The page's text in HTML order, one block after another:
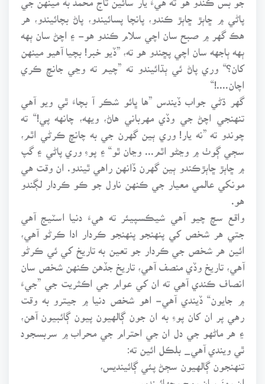
پاڻي ۾ ڇاٻڙ ڇاٻڙ ڪندو، پانچا پسائيندو، پاڻ بچائيندو، هر
هڪ گهر ۾ صبح سان اچي سلام ڪندو هو- ۽ اچڻ سان ٻهه
ٻهه ٻاجهه سان اچي پڇندو هو ته، ”ڏيو خبر! بچيا آهيو مينهن
کان؟“ وري پاڻ ئي ٻڌائيندو ته ”چيم ته وڃي جانچ ڪري
اچان....!“
گهر ڌڻي جواب ڏيندس ”ها ڀائو شڪر آ بچاءَ ٿي ويو آهي
تنهنجي اچڻ جي وڏي مهرباني هاڻ، ويهه، چانهه پي!“ ته
چوندو ته ”نه يار! وري ٻين گهرن جي به چانچ ڪرڻي اٿم،
سڄي ڳوٺ ۾ وڃڻو اٿم... وڃان ٿو“ ۽ پوءِ وري پاڻي ۽ گپ
۾ ڇاٻڙ ڇاٻڙڪندو ٻين گهرن ڏانهن راهي ٿيندو. ان وقت هي
مونکي عالمي معيار جي ڪنهن ناول جو ڪو ڪردار لڳندو
واقع سچ چيو آهي شيڪسپيئر ته هيءَ دنيا اسٽيج آهي
جتي هر شخص کي پنهنجو پنهنجو ڪردار ادا ڪرڻو آهي،
ائين هر شخص جي ڪردار جو تعين به تاريخ کي ئي ڪرڻو
آهي، تاريخ وڏي منصف آهي، تاريخ جڏهن ڪنهن شخص سان
انصاف ڪندي آهي ته ان کي عوام جي اڪثريت جي ”جيءَ
۾ جايون“ ڏيندي آهي- اهو شخص دنيا ۾ جيترو به وقت
رهي پر ان کان پوءِ به ان جون ڳالهيون پيون ڳائبيون آهن،
۽ هر ماڻهو جي دل ان جي احترام جي محراب ۾ سربسجود
ٿي ويندي آهي_ بلڪل ائين ته:
تنهنجون ڳالهيون سڄڻ پئي ڳائينديس،
ان رمزَ سان روح رجهائينديس.